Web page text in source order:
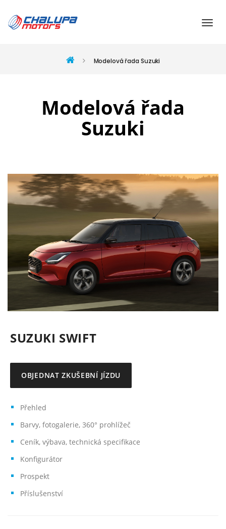
Modelová řada Suzuki
Modelová řada
Suzuki
SUZUKI SWIFT
OBJEDNAT ZKUŠEBNÍ JÍZDU
Přehled
Barvy, fotogalerie, 360° prohlížeč
Ceník, výbava, technická specifikace
Konfigurátor
Prospekt
Příslušenství